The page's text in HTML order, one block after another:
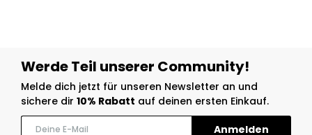
Werde Teil unserer Community!
Melde dich jetzt für unseren Newsletter an und
sichere dir 10% Rabatt auf deinen ersten Einkauf.